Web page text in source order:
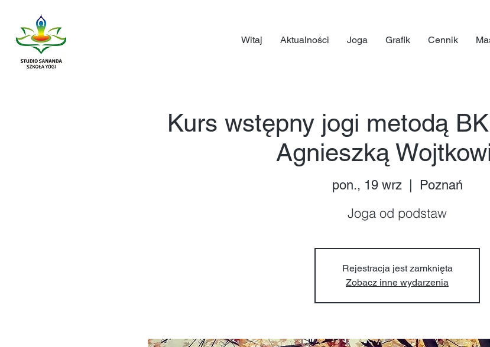
Witaj Aktualności Joga Grafik Cennik
Kurs wstępny jogi metodą
Agnieszką
pon., 19 wrz
  |
Poznań
Joga od podstaw
Rejestracja jest zamknięta
Zobacz inne wydarzenia